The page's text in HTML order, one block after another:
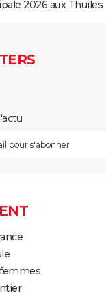
2026 aux Thuiles
femmes